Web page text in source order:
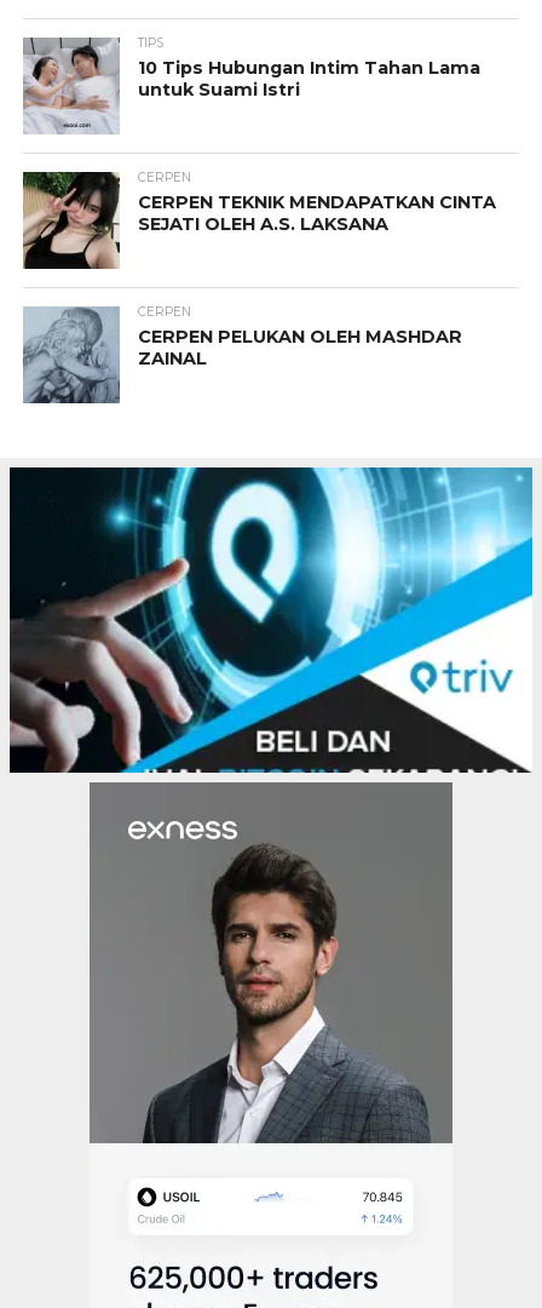
TIPS
10 Tips Hubungan Intim Tahan Lama
untuk Suami Istri
CERPEN
CERPEN TEKNIK MENDAPATKAN CINTA
SEJATI OLEH A.S. LAKSANA
CERPEN
CERPEN PELUKAN OLEH MASHDAR
ZAINAL